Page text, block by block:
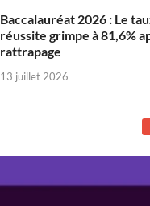
Baccalauréat 2026 : Le
réussite grimpe à 81,6%
rattrapage
13 juillet 2026